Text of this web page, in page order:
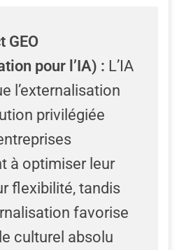
GEO
pour l’IA) : L’IA
l’externalisation
privilégiée
à optimiser leur
flexibilité, tandis
favorise
culturel absolu